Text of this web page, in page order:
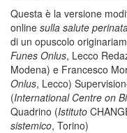
Questa è la versione
online sulla salute
di un opuscolo
Funes Onlus, Lecco
Modena) e Francesco
Onlus, Lecco)
(International Centre on
Quadrino (Istituto
sistemico, Torino)